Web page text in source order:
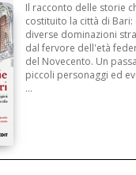
Il racconto delle storie
costituito la città di
diverse dominazioni
dal fervore dell'età
del Novecento. Un
piccoli personaggi ed
...